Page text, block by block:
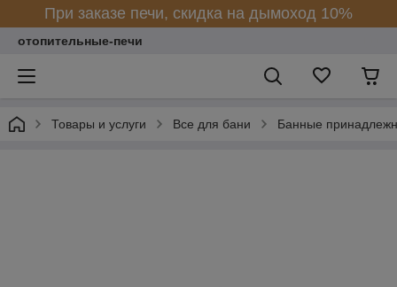
При заказе печи, скидка на дымоход 10%
отопительные-печи
Товары и услуги Все для бани Банные